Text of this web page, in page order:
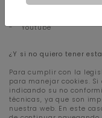
-Youtube
¿Y si no quiero tener
Para cumplir con la
para manejar cookies.
indicando su no
técnicas, ya que son
nuestra web. En este